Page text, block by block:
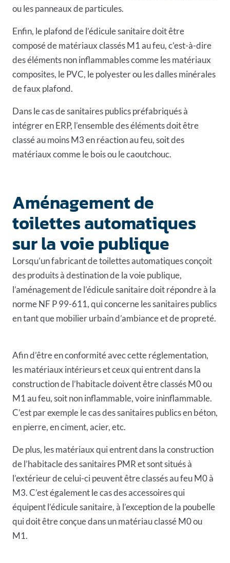
ou les panneaux de particules.
Enfin, le plafond de l’édicule sanitaire doit être
composé de matériaux classés M1 au feu, c’est-à-dire
des éléments non inflammables comme les matériaux
composites, le PVC, le polyester ou les dalles minérales
de faux plafond.
Dans le cas de sanitaires publics préfabriqués à
intégrer en ERP, l’ensemble des éléments doit être
classé au moins M3 en réaction au feu, soit des
matériaux comme le bois ou le caoutchouc.
Aménagement de
toilettes automatiques
sur la voie publique
Lorsqu’un fabricant de toilettes automatiques conçoit
des produits à destination de la voie publique,
l’aménagement de l’édicule sanitaire doit répondre à la
norme NF P 99-611, qui concerne les sanitaires publics
en tant que mobilier urbain d’ambiance et de propreté.
Afin d’être en conformité avec cette réglementation,
les matériaux intérieurs et ceux qui entrent dans la
construction de l’habitacle doivent être classés M0 ou
M1 au feu, soit non inflammable, voire ininflammable.
C’est par exemple le cas des sanitaires publics en béton,
en pierre, en ciment, acier, etc.
De plus, les matériaux qui entrent dans la construction
de l’habitacle des sanitaires PMR et sont situés à
l’extérieur de celui-ci peuvent être classés au feu M0 à
M3. C’est également le cas des accessoires qui
équipent l’édicule sanitaire, à l’exception de la poubelle
qui doit être conçue dans un matériau classé M0 ou
M1.